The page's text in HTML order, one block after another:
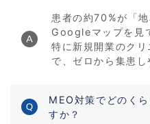
患者の約70%が「
Googleマップを見
特に新規開業のク
で、ゼロから集患し
MEO対策でどのく
すか？